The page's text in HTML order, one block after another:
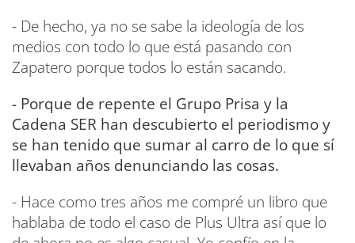
- De hecho, ya no se sabe la ideología de los
medios con todo lo que está pasando con
Zapatero porque todos lo están sacando.
- Porque de repente el Grupo Prisa y la
Cadena SER han descubierto el periodismo y
se han tenido que sumar al carro de lo que sí
llevaban años denunciando las cosas.
- Hace como tres años me compré un libro que
hablaba de todo el caso de Plus Ultra así que lo